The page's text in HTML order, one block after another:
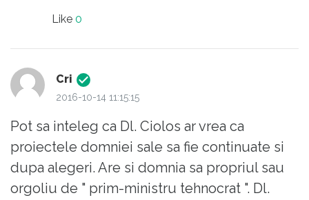
Like 0
Cri
2016-10-14 11:15:15
Pot sa inteleg ca Dl. Ciolos ar vrea ca
proiectele domniei sale sa fie continuate si
dupa alegeri. Are si domnia sa propriul sau
orgoliu de " prim-ministru tehnocrat ". Dl.